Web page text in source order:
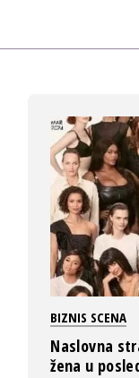
BIZNIS SCENA
Naslovna
žena u